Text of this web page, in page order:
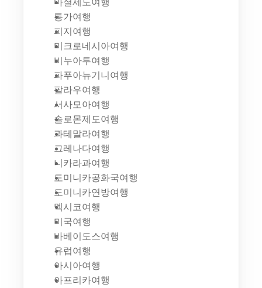
통가여행
피지여행
미크로네시아여행
비누아투여행
파푸아뉴기니여행
팔라우여행
서사모아여행
솔로몬제도여행
과테말라여행
그레나다여행
니카라과여행
도미니카공화국여행
도미니카연방여행
멕시코여행
미국여행
바베이도스여행
유럽여행
아시아여행
아프리카여행